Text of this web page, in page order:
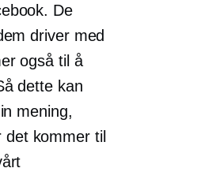
De
driver med
også til å
dette kan
mening,
det kommer til